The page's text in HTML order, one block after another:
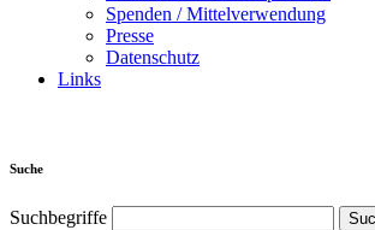
Spenden / Mittelverwendung
Presse
Datenschutz
Links
Suche
Suchbegriffe